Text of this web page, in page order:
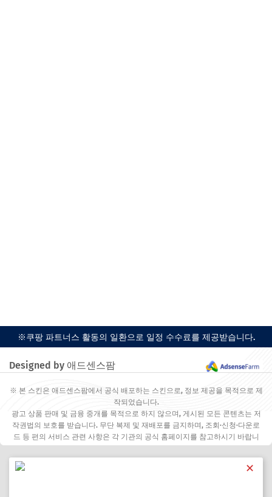
※쿠팡 파트너스 활동의 일환으로 일정 수수료를 제공받습니다.
Designed by 애드센스팜
※ 본 스킨은 애드센스팜에서 공식 배포하는 스킨으로, 정보 제공을 목적으로 제
작되었습니다.
광고 상품 판매 및 금융 중개를 목적으로 하지 않으며, 게시된 모든 콘텐츠는 저
작권법의 보호를 받습니다. 무단 복제 및 재배포를 금지하며, 조회·신청·다운로
드 등 편의 서비스 관련 사항은 각 기관의 공식 홈페이지를 참고하시기 바랍니
✕